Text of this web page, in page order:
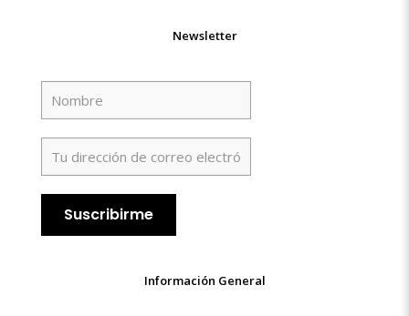
Newsletter
Información General